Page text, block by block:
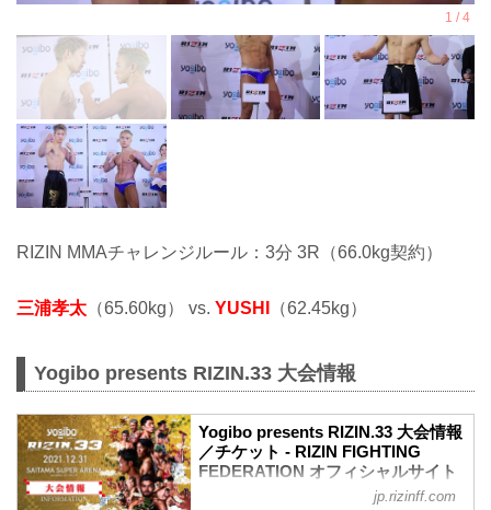
RIZIN MMAチャレンジルール：3分 3R（66.0kg契約）
三浦孝太 （65.60kg） vs. YUSHI （62.45kg）
Yogibo presents RIZIN.33 大会情報
Yogibo presents RIZIN.33 大会情報
／チケット - RIZIN FIGHTING
FEDERATION オフィシャルサイト
jp.rizinff.com